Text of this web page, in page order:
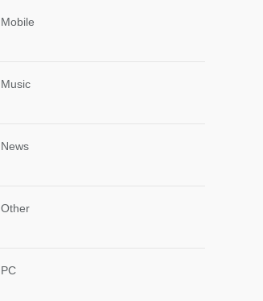
Mobile
Music
News
Other
PC